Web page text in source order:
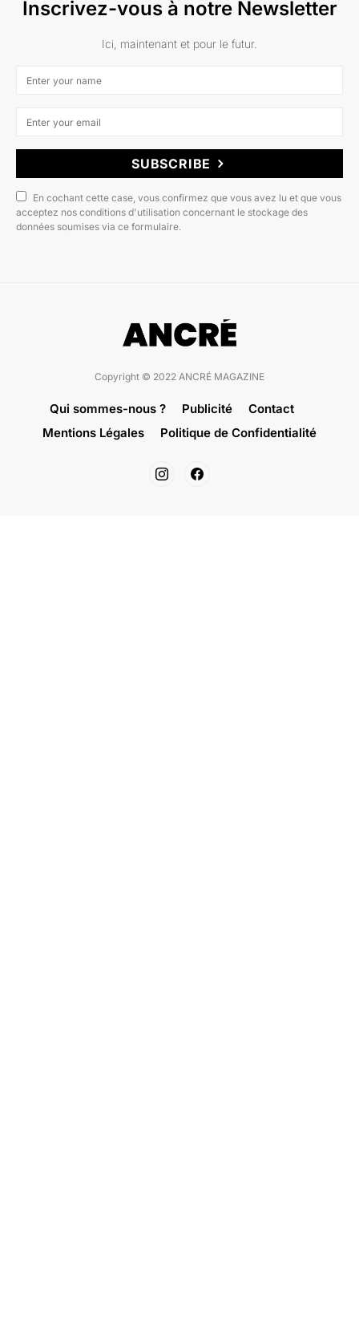
Inscrivez-vous à notre Newsletter
Ici, maintenant et pour le futur.
SUBSCRIBE
En cochant cette case, vous confirmez que vous avez lu et que vous
acceptez nos conditions d'utilisation concernant le stockage des
données soumises via ce formulaire.
Copyright © 2022 ANCRÉ MAGAZINE
Qui sommes-nous ? Publicité
Contact
Mentions Légales
Politique de Confidentialité